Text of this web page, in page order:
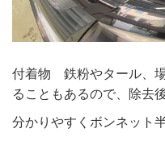
付着物 鉄粉やタール、
ることもあるので、除去
分かりやすくボンネット